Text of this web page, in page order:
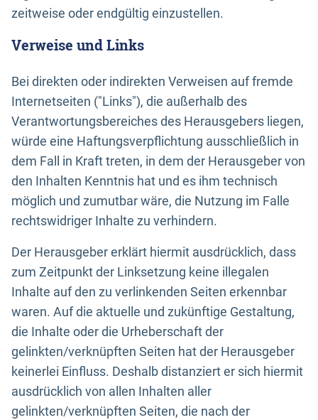
zeitweise oder endgültig einzustellen.
Verweise und Links
Bei direkten oder indirekten Verweisen auf fremde
Internetseiten ("Links"), die außerhalb des
Verantwortungsbereiches des Herausgebers liegen,
würde eine Haftungsverpflichtung ausschließlich in
dem Fall in Kraft treten, in dem der Herausgeber von
den Inhalten Kenntnis hat und es ihm technisch
möglich und zumutbar wäre, die Nutzung im Falle
rechtswidriger Inhalte zu verhindern.
Der Herausgeber erklärt hiermit ausdrücklich, dass
zum Zeitpunkt der Linksetzung keine illegalen
Inhalte auf den zu verlinkenden Seiten erkennbar
waren. Auf die aktuelle und zukünftige Gestaltung,
die Inhalte oder die Urheberschaft der
gelinkten/verknüpften Seiten hat der Herausgeber
keinerlei Einfluss. Deshalb distanziert er sich hiermit
ausdrücklich von allen Inhalten aller
gelinkten/verknüpften Seiten, die nach der